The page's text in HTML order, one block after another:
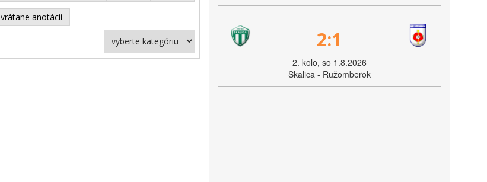
vrátane anotácií
2:1
2. kolo, so 1.8.2026
Skalica - Ružomberok